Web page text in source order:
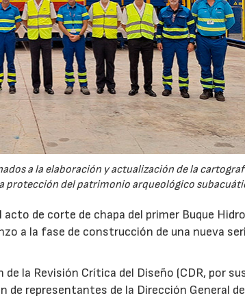
a la elaboración y actualización de la
protección del patrimonio arqueológico
acto de corte de chapa del primer Buque
a la fase de construcción de una nueva
la Revisión Crítica del Diseño (CDR, por
de representantes de la Dirección General de